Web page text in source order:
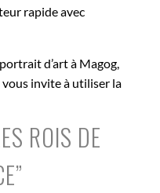
rapide avec
d’art à Magog,
invite à utiliser la
ROIS DE